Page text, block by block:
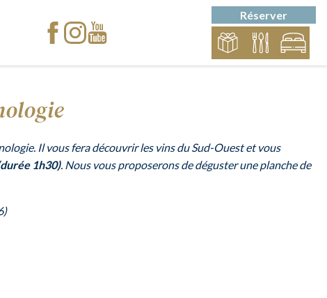
Réserver
Il vous fera découvrir les vins du Sud-Ouest et vous
1h30). Nous vous proposerons de déguster une planche de